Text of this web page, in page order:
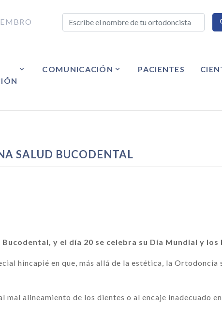
COMUNICACIÓN PACIENTES
SALUD BUCODENTAL
y el día 20 se celebra su Día Mundial y
hincapié en que, más allá de la estética, la
mal alineamiento de los dientes o al encaje inadecuado